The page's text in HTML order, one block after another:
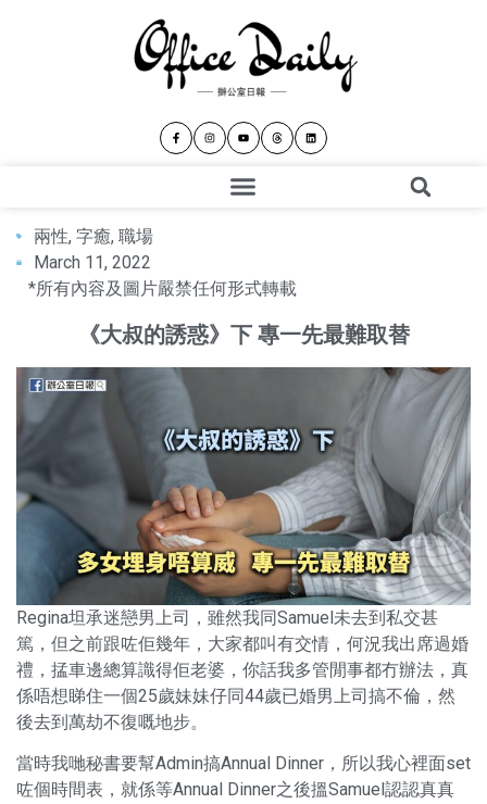
兩性, 字癒, 職場
March 11, 2022
*所有內容及圖片嚴禁任何形式轉載
《大叔的誘惑》下 專一先最難取替
Regina坦承迷戀男上司，雖然我同Samuel未去到私交甚
篤，但之前跟咗佢幾年，大家都叫有交情，何況我出席過婚
禮，掹車邊總算識得佢老婆，你話我多管閒事都冇辦法，真
係唔想睇住一個25歲妹妹仔同44歲已婚男上司搞不倫，然
後去到萬劫不復嘅地步。
當時我哋秘書要幫Admin搞Annual Dinner，所以我心裡面set
咗個時間表，就係等Annual Dinner之後搵Samuel認認真真